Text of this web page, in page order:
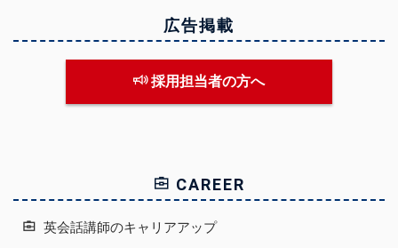
広告掲載
採用担当者の方へ
CAREER
英会話講師のキャリアアップ